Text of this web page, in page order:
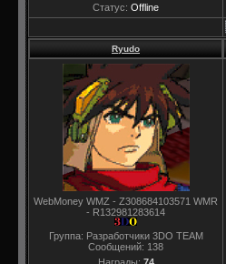
Статус: Offline
Ryudo
WebMoney WMZ - Z308684103571 WMR
- R132981283614
Группа: Разработчики 3DO TEAM
Сообщений: 138